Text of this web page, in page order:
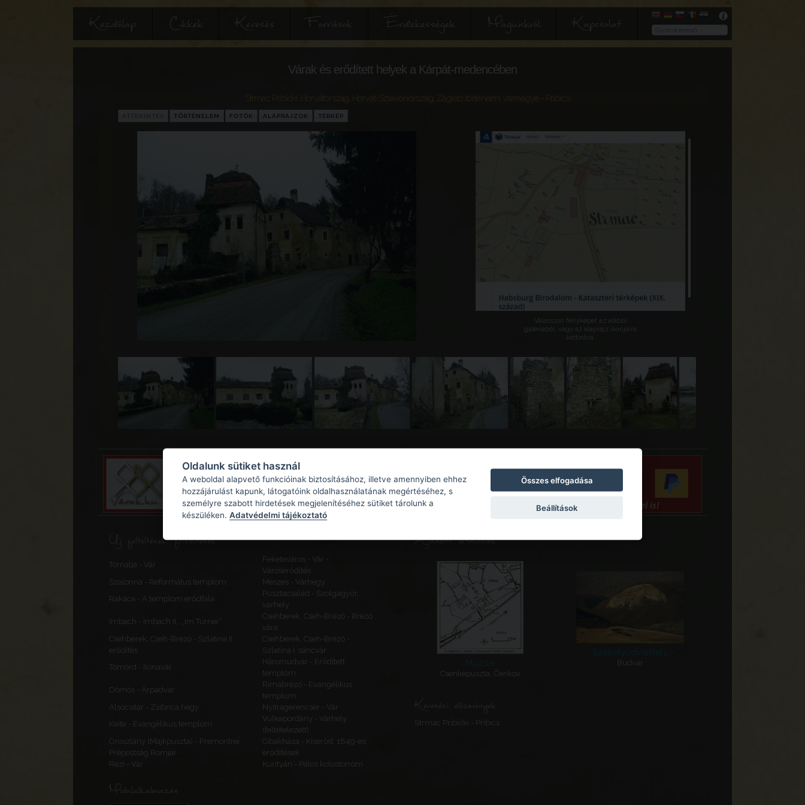
Kezdőlap Cikkek Keresés Források Érdekességek Magunkról Kapcsolat
Várak és erődített helyek a Kárpát-medencében
Strmac Pribićki Horvátország Horvát-Szlavónország Zágráb történelmi vármegye
TÖRTÉNELEM FOTÓK ALAPRAJZOK TÉRKÉP
Válasszon fényképet az alábbi
galériából, vagy az alaprajz ikonjaira
kattintva.
Új feltöltések, frissítések
Tornalja - Vár
Feketeváros - Vár -
Városerődítés
Szalonna - Református templom
Meszes - Várhegy
Rakaca - A templom erődfala
Pusztacsalád - Szolgagyőr,
várhely
Imbach - Imbach II., „Im Turner”
Csehberek, Cseh-Brézó - Brezó
vára
Csehberek, Cseh-Brézó - Szlatina II.
erődítés
Csehberek, Cseh-Brézó -
Szlatina I. sáncvár
Tömörd - Ilonavár
Háromudvar - Erődített
templom
Dömös - Árpádvár
Rimabrézó - Evangélikus
templom
Alsócsitár - Zsibrica hegy
Nyitragerencsér - Vár
Kiéte - Evangélikus templom
Vulkapordány - Várhely
(feltételezett)
Oroszlány (Majkpuszta) - Premontrei
Prépostság Romjai
Cibakháza - Kiserőd, 1849-es
erődítések
Rezi - Vár
Kurityán - Pálos kolostorrom
Mobilalkalmazás
Ajánlott látnivalók
Muzsla
Csenkepuszta, Čenkov
Székelyudvarhely
Budvár
Keresési előzmények
Strmac Pribićki - Pribics
Oldalunk sütiket használ
A weboldal alapvető funkcióinak biztosításához, illetve amennyiben ehhez
hozzájárulást kapunk, látogatóink oldalhasználatának megértéséhez, s
személyre szabott hirdetések megjelenítéséhez sütiket tárolunk a
készüléken. Adatvédelmi tájékoztató
Összes elfogadása
Beállítások